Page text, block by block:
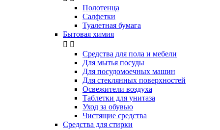
Полотенца
Салфетки
Туалетная бумага
Бытовая химия
 
Cредства для пола и мебели
Для мытья посуды
Для посудомоечных машин
Для стеклянных поверхностей
Освежители воздуха
Таблетки для унитаза
Уход за обувью
Чистящие средства
Средства для стирки